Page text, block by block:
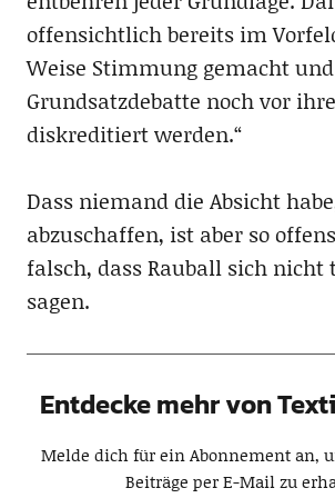
offensichtlich bereits im
Weise Stimmung gemacht
Grundsatzdebatte noch vor
diskreditiert werden.“
Dass niemand die Absicht
abzuschaffen, ist aber so
falsch, dass Rauball sich nicht
sagen.
Entdecke mehr von
Melde dich für ein Abonnement an,
Beiträge per E-Mail zu